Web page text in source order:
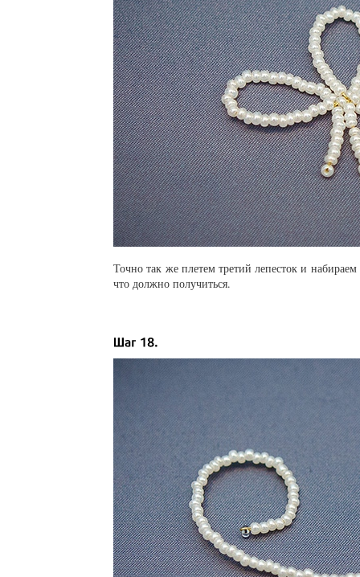
Точно так же плетем третий лепесток и
что должно получиться.